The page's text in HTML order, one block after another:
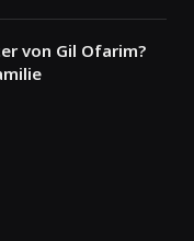
von Gil Ofarim?